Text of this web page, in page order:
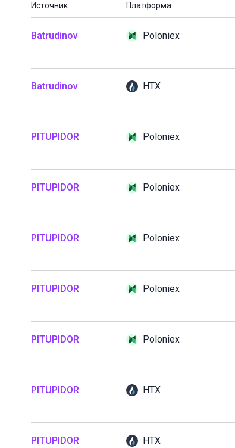
Источник Платформа
Batrudinov Poloniex
Batrudinov HTX
PITUPIDOR Poloniex
PITUPIDOR Poloniex
PITUPIDOR Poloniex
PITUPIDOR Poloniex
PITUPIDOR Poloniex
PITUPIDOR HTX
PITUPIDOR HTX